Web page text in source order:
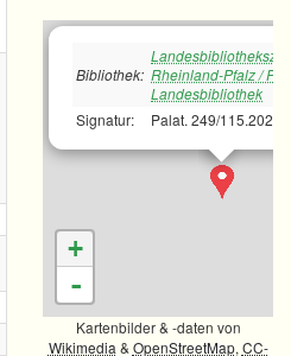
Bibliothek: Rheinland-Pfalz /
Landesbibliothek
Signatur:
Palat. 249/115.2025
+
-
Kartenbilder & -daten von
Wikimedia & OpenStreetMap, CC-